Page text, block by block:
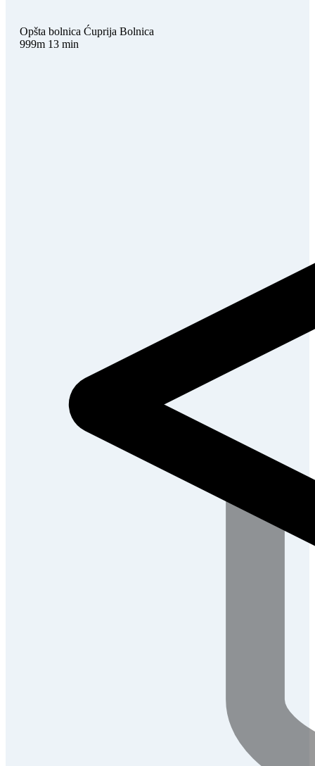
Opšta bolnica Ćuprija Bolnica
999m 13 min